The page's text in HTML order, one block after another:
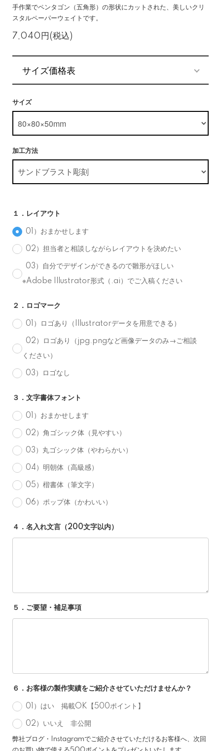
手作業でペンタゴン（五角形）の形状にカットされた、美しいクリ
スタルペーパーウェイトです。
7,040円(税込)
サイズ価格表
サイズ
加工方法
１．レイアウト
01）おまかせします
02）担当者と相談しながらレイアウトを決めたい
03）自分でデザインができるので雛形がほしい
※Adobe Illustrator形式（.ai）でご入稿ください
２．ロゴマーク
01）ロゴあり（Illustratorデータを用意できる）
02）ロゴあり（jpg.pngなど画像データのみ→ご相談
ください）
03）ロゴなし
３．文字書体フォント
01）おまかせします
02）角ゴシック体（見やすい）
03）丸ゴシック体（やわらかい）
04）明朝体（高級感）
05）楷書体（筆文字）
06）ポップ体（かわいい）
４．名入れ文言（200文字以内）
５．ご要望・補足事項
６．お客様の製作実績をご紹介させていただけませんか？
01）はい 掲載OK【500ポイント】
02）いいえ 非公開
弊社ブログ・Instagramでご紹介させていただけるお客様へ、次回